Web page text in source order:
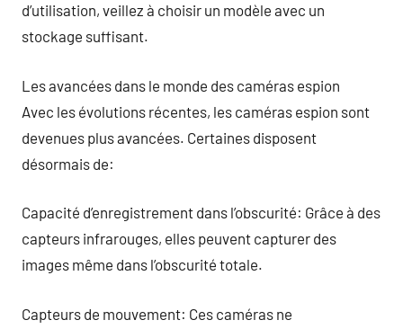
d’utilisation, veillez à choisir un modèle avec un
stockage suffisant.
Les avancées dans le monde des caméras espion
Avec les évolutions récentes, les caméras espion sont
devenues plus avancées. Certaines disposent
désormais de:
Capacité d’enregistrement dans l’obscurité: Grâce à des
capteurs infrarouges, elles peuvent capturer des
images même dans l’obscurité totale.
Capteurs de mouvement: Ces caméras ne